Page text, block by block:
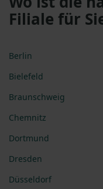
Filiale für
Berlin
Bielefeld
Braunschweig
Chemnitz
Dortmund
Dresden
Düsseldorf